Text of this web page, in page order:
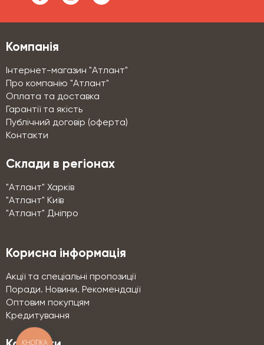
Компанія
Інтернет-магазин "Атлант"
Про компанію "Атлант"
Оплата та доставка
Гарантії та якість
Публічний договір (оферта)
Контакти
Склади в регіонах
"Атлант" Харків
"Атлант" Київ
"Атлант" Дніпро
Корисна інформація
Акції та спеціальні пропозиції
Поради. Новини. Рекомендації
Оптовим покупцям
Кредитування
КНОПКА